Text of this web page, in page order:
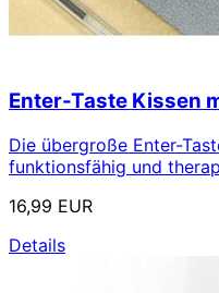
Enter-Taste Kissen
Die übergroße Enter-
funktionsfähig und
16,99 EUR
Details